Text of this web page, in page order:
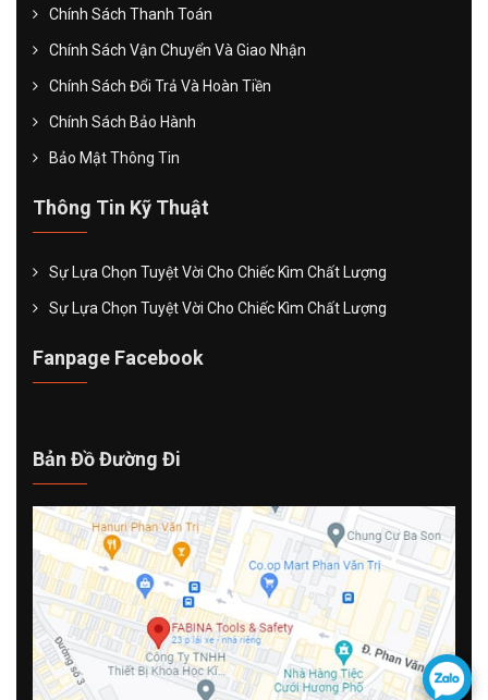
Chính Sách Thanh Toán
Chính Sách Vận Chuyển Và Giao Nhận
Chính Sách Đổi Trả Và Hoàn Tiền
Chính Sách Bảo Hành
Bảo Mật Thông Tin
Thông Tin Kỹ Thuật
Sự Lựa Chọn Tuyệt Vời Cho Chiếc Kìm Chất Lượng
Sự Lựa Chọn Tuyệt Vời Cho Chiếc Kìm Chất Lượng
Fanpage Facebook
Bản Đồ Đường Đi